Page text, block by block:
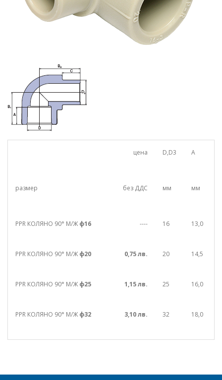
цена D,D3 A
размер без ДДС мм мм
PPR КОЛЯНО 90° М/Ж ф16 ---- 16 13,0
PPR КОЛЯНО 90° М/Ж ф20 0,75 лв. 20 14,5
PPR КОЛЯНО 90° М/Ж ф25 1,15 лв. 25 16,0
PPR КОЛЯНО 90° М/Ж ф32 3,10 лв. 32 18,0